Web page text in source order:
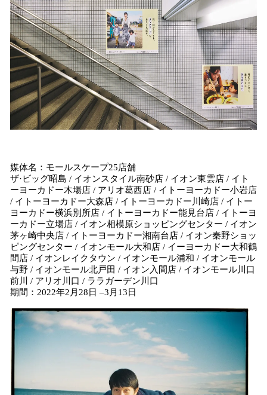
媒体名：モールスケープ25店舗
ザ·ビッグ昭島 / イオンスタイル南砂店 / イオン東雲店 / イト
ーヨーカドー木場店 / アリオ葛西店 / イトーヨーカドー小岩店
/ イトーヨーカドー大森店 / イトーヨーカドー川崎店 / イトー
ヨーカドー横浜別所店 / イトーヨーカドー能見台店 / イトーヨ
ーカドー立場店 / イオン相模原ショッピングセンター / イオン
茅ヶ崎中央店 / イトーヨーカドー湘南台店 / イオン秦野ショッ
ピングセンター / イオンモール大和店 / イーヨーカドー大和鶴
間店 / イオンレイクタウン / イオンモール浦和 / イオンモール
与野 / イオンモール北戸田 / イオン入間店 / イオンモール川口
前川 / アリオ川口 / ララガーデン川口
期間：2022年2月28日 –3月13日